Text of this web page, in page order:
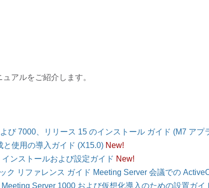
アルをご紹介します。
び 7000、リリース 15 のインストール ガイド (M7 ア
使用の導入ガイド (X15.0) New!
ンストールおよび設定ガイド New!
ク リファレンス ガイド Meeting Server 会議での
Server 1000 および仮想化導入のための設置ガイ